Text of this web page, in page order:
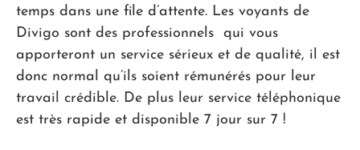
temps dans une file d’attente. Les voyants de
Divigo sont des professionnels qui vous
apporteront un service sérieux et de qualité, il est
donc normal qu’ils soient rémunérés pour leur
travail crédible. De plus leur service téléphonique
est très rapide et disponible 7 jour sur 7 !